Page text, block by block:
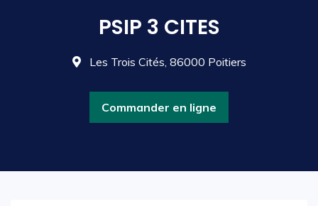
PSIP 3 CITES
Les Trois Cités, 86000 Poitiers
Commander en ligne